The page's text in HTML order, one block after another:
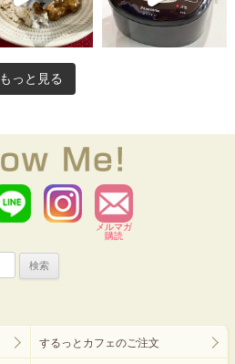
もっと見る
メルマガ
購読
するっとカフェのご注文